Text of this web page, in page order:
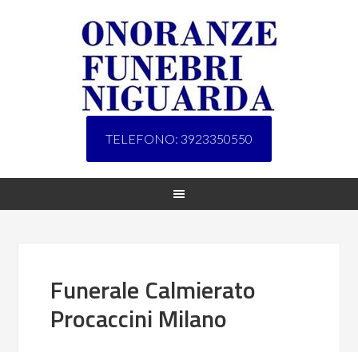
TELEFONO: 3923350550
Funerale Calmierato
Procaccini Milano